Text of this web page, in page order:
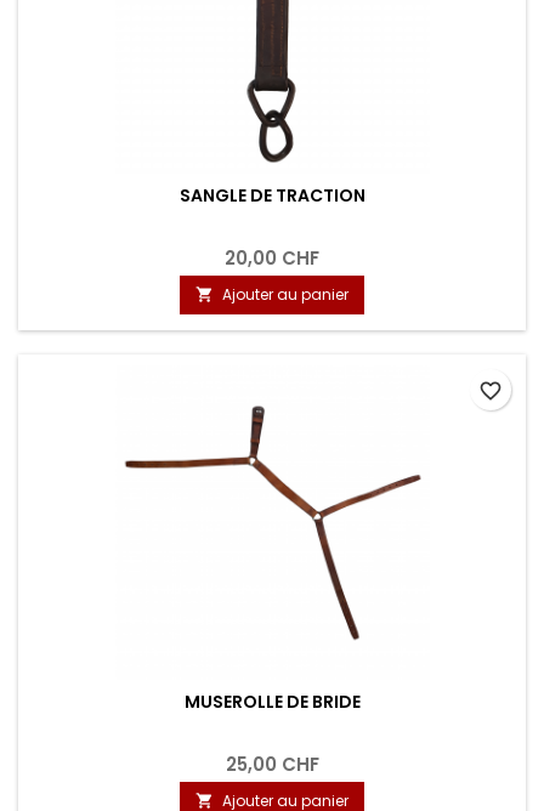
SANGLE DE TRACTION
20,00 CHF
 Ajouter au panier
MUSEROLLE DE BRIDE
25,00 CHF
 Ajouter au panier
favorite_border